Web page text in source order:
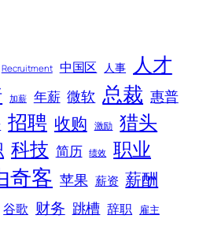
Recruitment 中国区 人事 人才
加薪 年薪 微软 总裁 惠普
招聘 收购 激励 猎头
科技 简历 绩效 职业
奇客 苹果 薪资 薪酬
谷歌 财务 跳槽 辞职 雇主